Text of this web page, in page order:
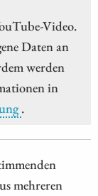
Video.
Daten an
werden
in
.
mehreren